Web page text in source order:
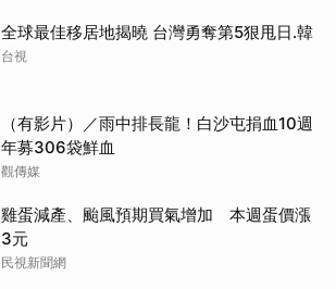
全球最佳移居地揭曉 台灣勇奪第5狠甩日.韓
台視
（有影片）／雨中排長龍！白沙屯捐血10週
年募306袋鮮血
觀傳媒
雞蛋減產、颱風預期買氣增加 本週蛋價漲
3元
民視新聞網